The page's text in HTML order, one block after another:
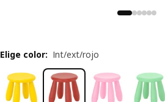
Elige color: Int/ext/rojo